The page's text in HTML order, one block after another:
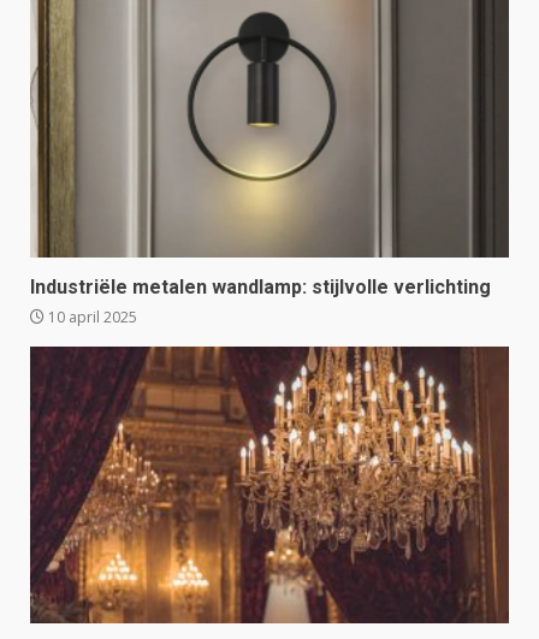
Industriële metalen wandlamp: stijlvolle verlichting
10 april 2025